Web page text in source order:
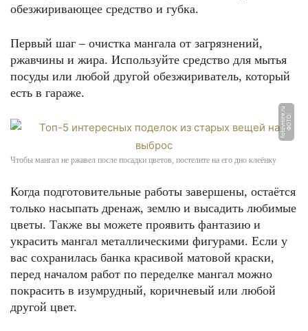
обезжиривающее средство и губка.
Первый шаг – очистка мангала от загрязнений,
ржавчины и жира. Используйте средство для мытья
посуды или любой другой обезжириватель, который
есть в гараже.
Ф
О
Т
О:
f
o
t
o
v
mi
r
e.
r
u
Чтобы мангал не ржавел после посадки цветов, постелите на его дно клеёнку
Когда подготовительные работы завершены, остаётся
только насыпать дренаж, землю и высадить любимые
цветы. Также вы можете проявить фантазию и
украсить мангал металлическими фигурами. Если у
вас сохранилась банка красивой матовой краски,
перед началом работ по переделке мангал можно
покрасить в изумрудный, коричневый или любой
другой цвет.